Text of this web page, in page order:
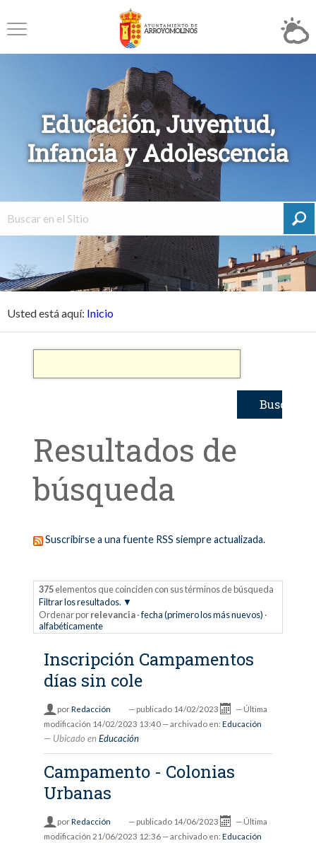
Educación, Juventud,
Infancia y Adolescencia
Usted está aquí: Inicio
Resultados de
búsqueda
Suscribirse a una fuente RSS siempre actualizada.
375elementos que coinciden con sus términos de búsqueda
Filtrar los resultados.
Ordenar por relevancia ·fecha (primero los más nuevos) ·
alfabéticamente
Inscripción Campamentos
días sin cole
porRedacción — publicado 14/02/2023 — Última
modificación 14/02/2023 13:40 — archivado en: Educación
Ubicado en Educación
Campamento - Colonias
Urbanas
porRedacción — publicado 14/06/2023 — Última
modificación 21/06/2023 12:36 — archivado en: Educación